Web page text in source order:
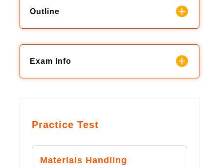
Outline
Exam Info
Practice Test
Materials Handling